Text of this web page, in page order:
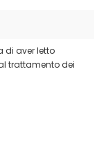
di aver letto
trattamento dei